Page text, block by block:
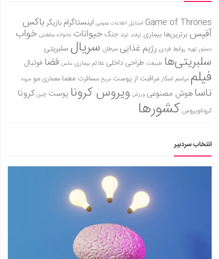
Game of Thrones استایل اطلاعات عمومی اینستاگرام بازیگر باکس
آفیس برترین‌ها بیماری ترفند ترند جنگ حیوانات خانواده سلطنتی خواب
دستور تهیه روابط فردی رژیم غذاییسرطان سریال سلبریتی
سلبریتی‌ها طبیعت طراحی داخلی علائم بیماری عکس فضا فوتبال
فیلم مراسم اسکارمراقبت از پوست مریخ مسافرت معمامعماری مو میوه
ناساهوش مصنوعی ورزش ویروس کرونا پوست چین کرونا
کروناویروس کشورها
انتخاب سردبیر